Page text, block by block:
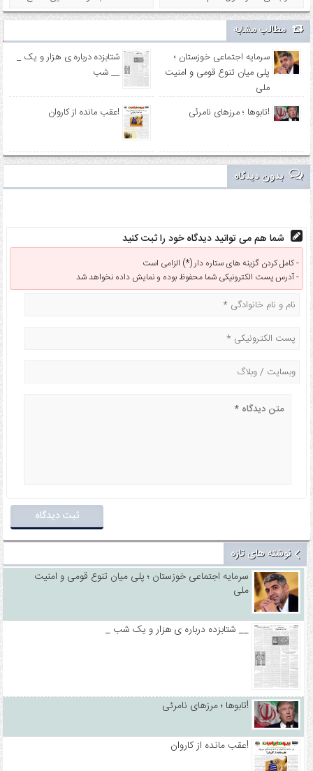
مطالب مشابه
سرمایه اجتماعی خوزستان ؛
پلی میان تنوع قومی و امنیت
ملی
_ شتابزده درباره ی هزار و یک
شب __
تابوها ؛ مرزهای نامرئی! عقب مانده از کاروان!
بدون دیدگاه
کامل کردن گزینه های ستاره دار (*) الزامی است -
آدرس پست الکترونیکی شما محفوظ بوده و نمایش داده نخواهد شد -
نوشته های تازه
سرمایه اجتماعی خوزستان ؛ پلی میان تنوع قومی و امنیت
ملی
_ شتابزده درباره ی هزار و یک شب __
تابوها ؛ مرزهای نامرئی!
عقب مانده از کاروان!